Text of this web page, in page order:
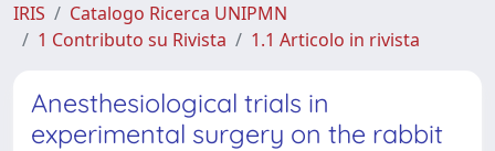
IRIS
Catalogo Ricerca UNIPMN
1 Contributo su Rivista
1.1 Articolo in rivista
Anesthesiological trials in
experimental surgery on the rabbit